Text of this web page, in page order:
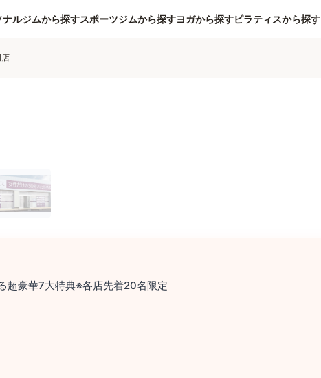
ナルジムから探すスポーツジムから探すヨガから探すピラティスから探す
超豪華7大特典※各店先着20名限定